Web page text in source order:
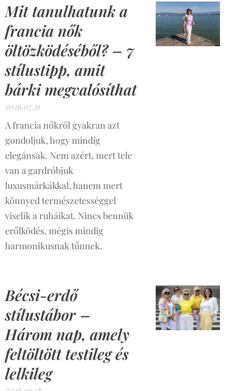
Mit tanulhatunk a
francia nők
öltözködéséből? – 7
stílustipp, amit
bárki megvalósíthat
2026.07.31
A francia nőkről gyakran azt
gondoljuk, hogy mindig
elegánsak. Nem azért, mert tele
van a gardróbjuk
luxusmárkákkal, hanem mert
könnyed természetességgel
viselik a ruháikat. Nincs bennük
erőlködés, mégis mindig
harmonikusnak tűnnek.
Bécsi-erdő
stílustábor –
Három nap, amely
feltöltött testileg és
lelkileg